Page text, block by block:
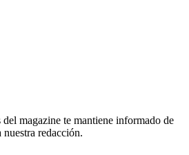
magazine te mantiene informado de
nuestra redacción.